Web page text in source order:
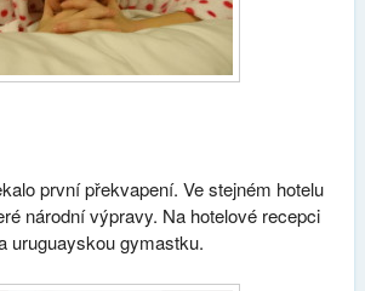
první překvapení. Ve stejném hotelu
národní výpravy. Na hotelové recepci
uruguayskou gymastku.